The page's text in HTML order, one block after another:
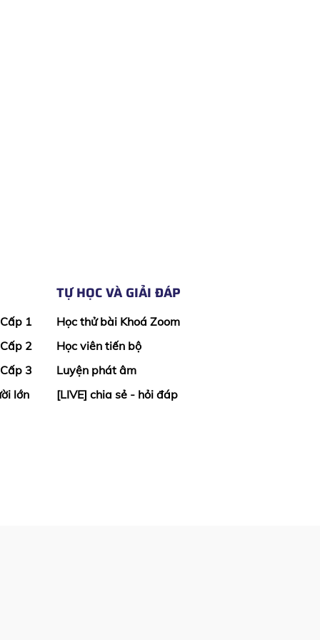
1
2
3
lớn
TỰ HỌC VÀ GIẢI ĐÁP
Học thử bài Khoá Zoom
Học viên tiến bộ
Luyện phát âm
[LIVE] chia sẻ - hỏi đáp